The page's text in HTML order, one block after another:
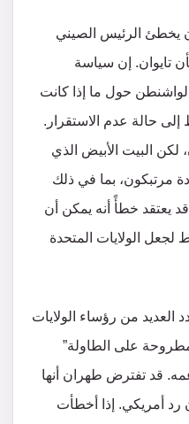
يخطئ الرئيس الصيني
تايوان. إن سياسة
لواشنطن حول ما إذا كانت
حالة عدم الاستقرار.
لكن البيت الأبيض الذي
مرتبكون، بما في ذلك
يعتقد خطأً أنه يمكن أن
الولايات المتحدة
العديد من رؤساء الولايات
على الطاولة”
قد تفترض طهران أنها
رد أمريكي. إذا أخطأت